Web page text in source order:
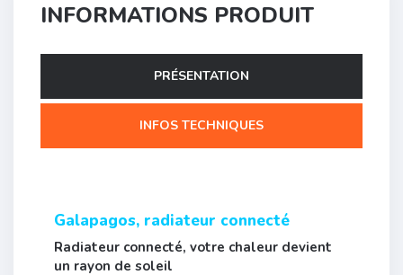
INFORMATIONS PRODUIT
PRÉSENTATION
INFOS TECHNIQUES
Galapagos, radiateur connecté
Radiateur connecté, votre chaleur devient
un rayon de soleil